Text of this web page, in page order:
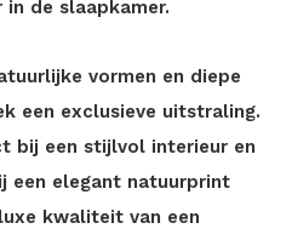
de slaapkamer.
vormen en diepe
een exclusieve uitstraling.
bij een stijlvol interieur en
een elegant natuurprint
kwaliteit van een